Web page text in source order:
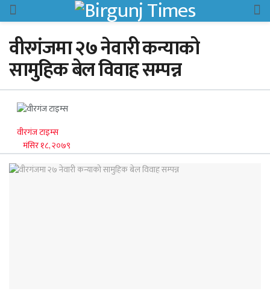
वीरगंजमा २७ नेवारी कन्याको
सामुहिक बेल विवाह सम्पन्न
वीरगंज टाइम्स
मंसिर १८, २०७९